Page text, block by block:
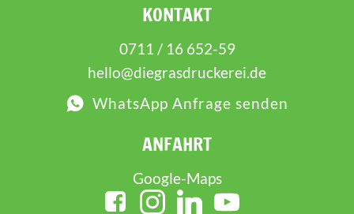
KONTAKT
0711 / 16 652-59
hello@diegrasdruckerei.de
WhatsApp Anfrage senden
ANFAHRT
Google-Maps